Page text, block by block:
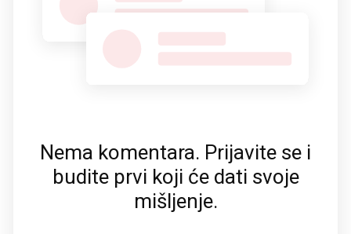
Nema komentara. Prijavite se i
budite prvi koji će dati svoje
mišljenje.